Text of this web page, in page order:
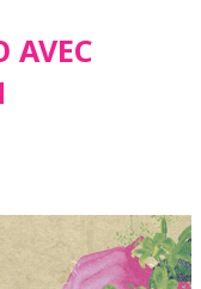
AVEC